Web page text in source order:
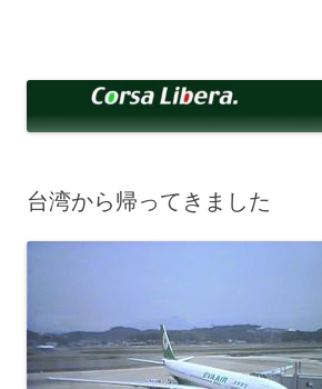
へ
ッ
台湾から帰ってきました